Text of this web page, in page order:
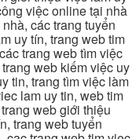
việc online tại nhà
các trang tuyển
uy tín, trang web tim
trang web tìm việc
web kiếm việc uy
tin, trang tìm việc làm
lam uy tin, web tim
web giới thiệu
trang web tuyển